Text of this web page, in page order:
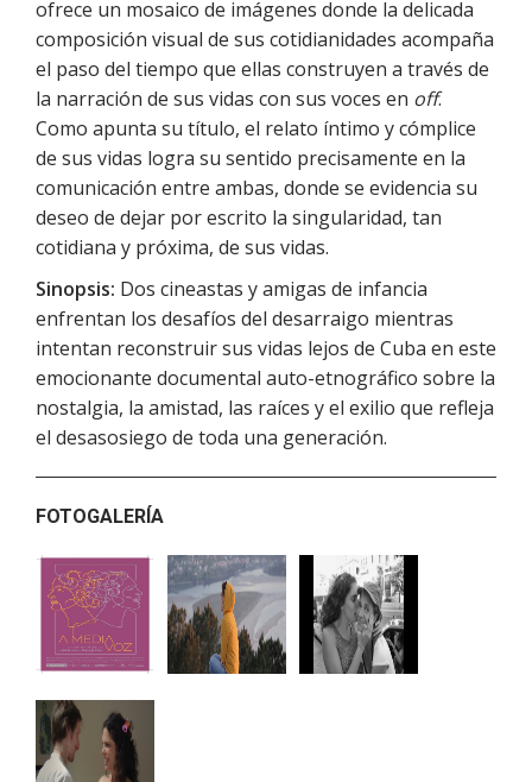
ofrece un mosaico de imágenes donde la delicada
composición visual de sus cotidianidades acompaña
el paso del tiempo que ellas construyen a través de
la narración de sus vidas con sus voces en off.
Como apunta su título, el relato íntimo y cómplice
de sus vidas logra su sentido precisamente en la
comunicación entre ambas, donde se evidencia su
deseo de dejar por escrito la singularidad, tan
cotidiana y próxima, de sus vidas.
Sinopsis: Dos cineastas y amigas de infancia
enfrentan los desafíos del desarraigo mientras
intentan reconstruir sus vidas lejos de Cuba en este
emocionante documental auto-etnográfico sobre la
nostalgia, la amistad, las raíces y el exilio que refleja
el desasosiego de toda una generación.
FOTOGALERÍA